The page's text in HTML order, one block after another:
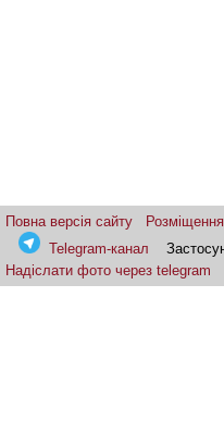
Повна версія сайту
Telegram-канал
Надіслати фото через telegram